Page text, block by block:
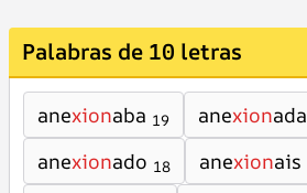
Palabras de 10 letras
anexionaba 19 anexionada
anexionado 18 anexionais